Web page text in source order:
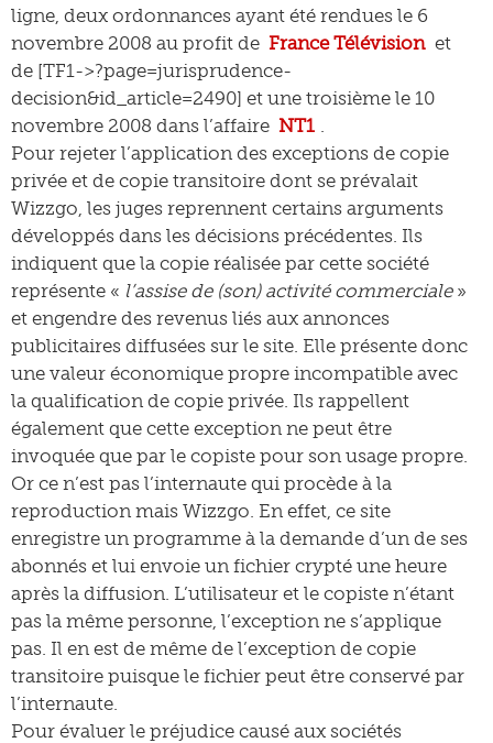
ligne, deux ordonnances ayant été rendues le 6
novembre 2008 au profit de France Télévision et
de [TF1->?page=jurisprudence-
decision&id_article=2490] et une troisième le 10
novembre 2008 dans l’affaire NT1 .
Pour rejeter l’application des exceptions de copie
privée et de copie transitoire dont se prévalait
Wizzgo, les juges reprennent certains arguments
développés dans les décisions précédentes. Ils
indiquent que la copie réalisée par cette société
représente « l’assise de (son) activité commerciale»
et engendre des revenus liés aux annonces
publicitaires diffusées sur le site. Elle présente donc
une valeur économique propre incompatible avec
la qualification de copie privée. Ils rappellent
également que cette exception ne peut être
invoquée que par le copiste pour son usage propre.
Or ce n’est pas l’internaute qui procède à la
reproduction mais Wizzgo. En effet, ce site
enregistre un programme à la demande d’un de ses
abonnés et lui envoie un fichier crypté une heure
après la diffusion. L’utilisateur et le copiste n’étant
pas la même personne, l’exception ne s’applique
pas. Il en est de même de l’exception de copie
transitoire puisque le fichier peut être conservé par
l’internaute.
Pour évaluer le préjudice causé aux sociétés